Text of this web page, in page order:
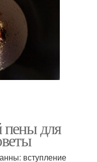
пены для
вступление